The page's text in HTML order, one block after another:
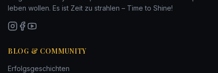
leben wollen. Es ist Zeit zu strahlen – Time to Shine!
BLOG & COMMUNITY
Erfolgsgeschichten